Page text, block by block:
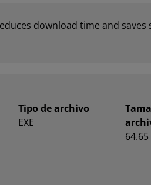
download time and saves
Tipo de archivo
EXE